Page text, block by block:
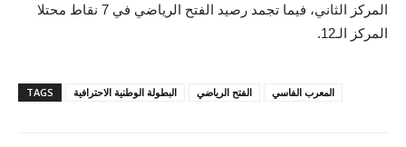
المركز الثاني، فيما تجمد رصيد الفتح الرياضي في 7 نقاط محتلا
المركز الـ12.
TAGS البطولة الوطنية الاحترافية الفتح الرياضي المعرب الفاسي